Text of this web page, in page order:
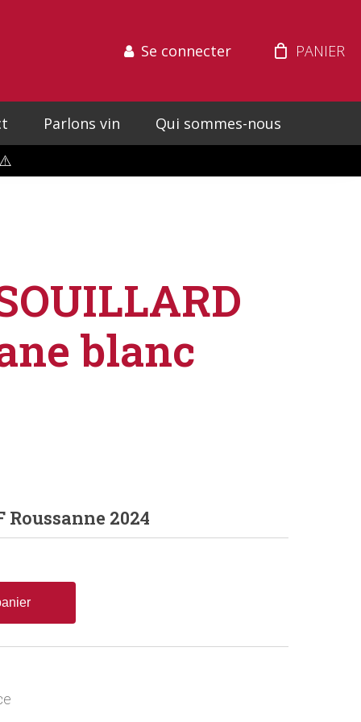
Se connecter
Parlons vin
Qui sommes-nous
blanc
Roussanne 2024